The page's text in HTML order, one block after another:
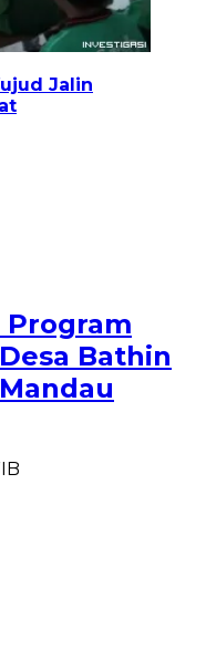
Jalin
Program
Bathin